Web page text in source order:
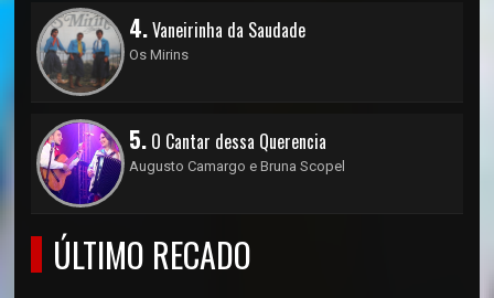
4.Vaneirinha da Saudade
Os Mirins
5. O Cantar dessa Querencia
Augusto Camargo e Bruna Scopel
ÚLTIMO RECADO